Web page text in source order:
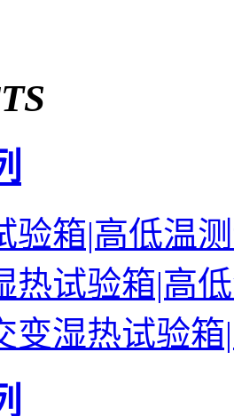
验箱|高低温
热试验箱|高
变湿热试验箱